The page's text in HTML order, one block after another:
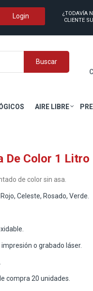
¿TODAVÍA
CLIENTE
Buscar
AIRE LIBRE
De Color 1 Litro
de color sin asa.
Celeste, Rosado, Verde.
o grabado láser.
compra 20 unidades.